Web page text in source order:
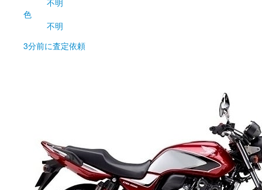
不明
色
不明
3分前に査定依頼